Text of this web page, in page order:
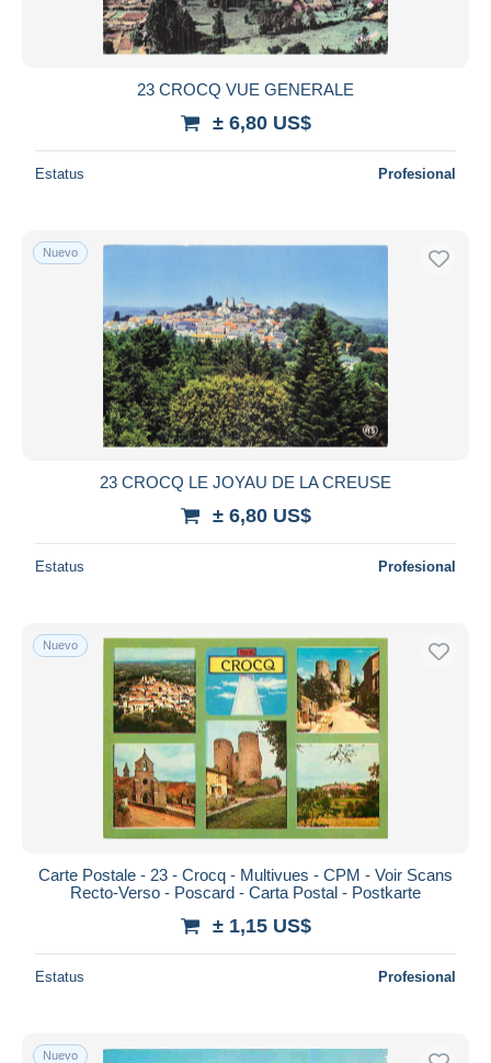
23 CROCQ VUE GENERALE
± 6,80 US$
Estatus Profesional
Nuevo
23 CROCQ LE JOYAU DE LA CREUSE
± 6,80 US$
Estatus Profesional
Nuevo
Carte Postale - 23 - Crocq - Multivues - CPM - Voir Scans
Recto-Verso - Poscard - Carta Postal - Postkarte
± 1,15 US$
Estatus Profesional
Nuevo